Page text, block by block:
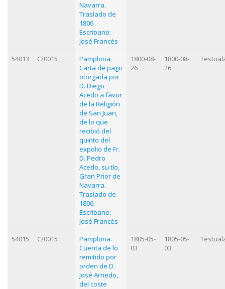
Navarra.
Traslado de
1806.
Escribano:
José Francés
54013
C/0015
Pamplona.
Carta de pago
otorgada por
D. Diego
Acedo a favor
de la Religión
de San Juan,
de lo que
recibió del
quinto del
expolio de Fr.
D. Pedro
Acedo, su tío,
Gran Prior de
Navarra.
Traslado de
1806.
Escribano:
José Francés
1800-08-
26
1800-08-
26
54015 C/0015
Pamplona.
Cuenta de lo
remitido por
orden de D.
José Arnedo,
del coste
1805-05-
03
1805-05-
03